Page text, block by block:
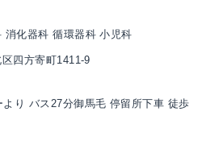
消化器科 循環器科 小児科
四方寄町1411-9
り バス27分御馬毛 停留所下車 徒歩